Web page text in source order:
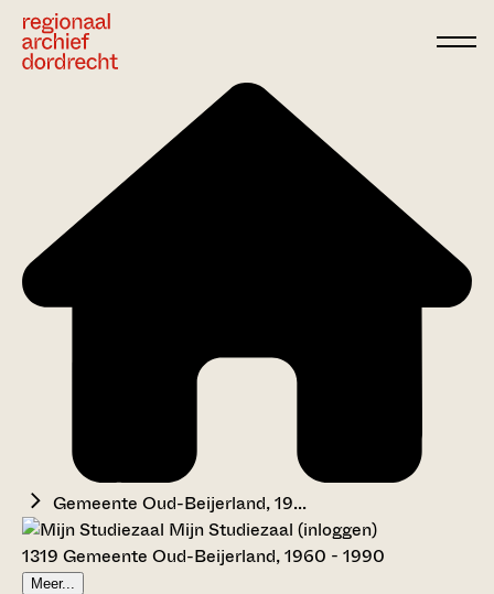
Gemeente Oud-Beijerland, 19...
Mijn Studiezaal (inloggen)
1319 Gemeente Oud-Beijerland, 1960 - 1990
Meer...